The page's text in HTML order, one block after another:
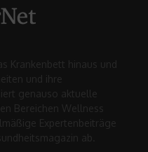
Krankenbett hinaus und
und ihre
genauso aktuelle
Bereichen Wellness
Expertenbeiträge
ab.